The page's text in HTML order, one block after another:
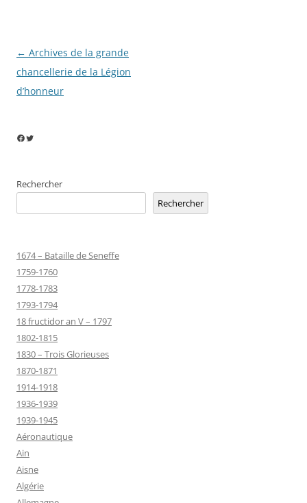
Navigation
des
articles
← Archives de la grande
chancellerie de la Légion
d’honneur
Facebook
Twitter
Rechercher
Rechercher
1674 – Bataille de Seneffe
1759-1760
1778-1783
1793-1794
18 fructidor an V – 1797
1802-1815
1830 – Trois Glorieuses
1870-1871
1914-1918
1936-1939
1939-1945
Aéronautique
Ain
Aisne
Algérie